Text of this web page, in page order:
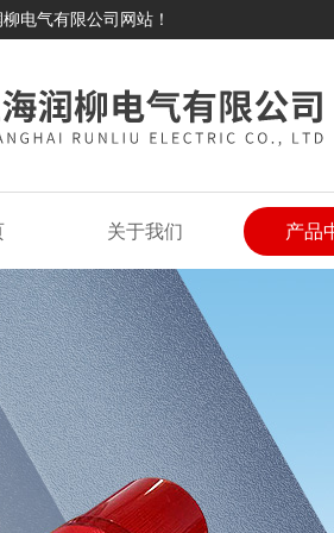
电气有限公司网站！
关于我们 产品